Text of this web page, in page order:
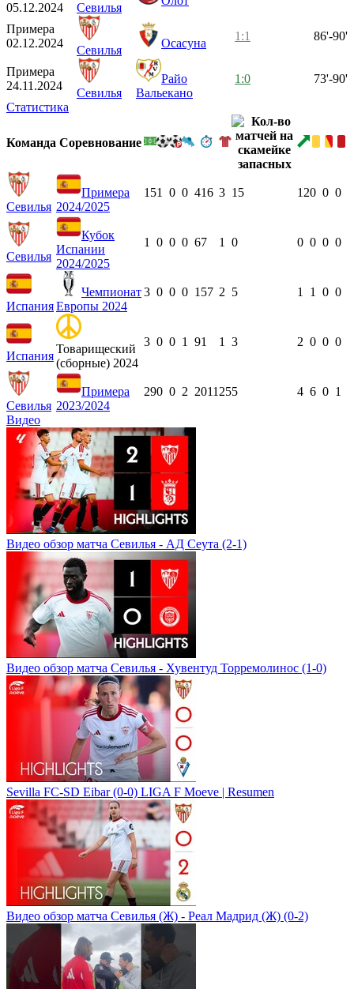
05.12.2024
Севилья
Примера
02.12.2024
Севилья
Осасуна
1:1 86'-90'
Примера
24.11.2024
Севилья
Райо
Вальекано
1:0 73'-90'
Статистика
Команда Соревнование
Севилья
Примера
2024/2025
151 0 0 416 3 15 120 0 0
Севилья
Кубок
Испании
2024/2025
1 0 0 0 67 1 0 0 0 0 0
Испания
Чемпионат
Европы 2024
3 0 0 0 157 2 5 1 1 0 0
Испания
Товарищеский
(сборные) 2024
3 0 0 1 91 1 3 2 0 0 0
Севилья
Примера
2023/2024
290 0 2 2011 255 4 6 0 1
Видео
Видео обзор матча Севилья - АД Сеута (2-1)
Видео обзор матча Севилья - Хувентуд Торремолинос (1-0)
Sevilla FC-SD Eibar (0-0) LIGA F Moeve | Resumen
Видео обзор матча Севилья (Ж) - Реал Мадрид (Ж) (0-2)